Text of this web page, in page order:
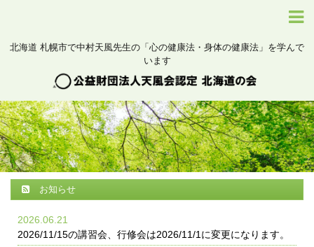
北海道 札幌市で中村天風先生の「心の健康法・身体の健康法」を学んで
います
お知らせ
2026.06.21
2026/11/15の講習会、行修会は2026/11/1に変更になります。